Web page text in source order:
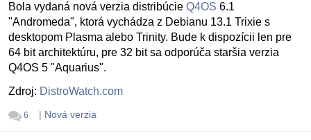
Bola vydaná nová verzia distribúcie Q4OS 6.1
"Andromeda", ktorá vychádza z Debianu 13.1 Trixie s
desktopom Plasma alebo Trinity. Bude k dispozícii len pre
64 bit architektúru, pre 32 bit sa odporúča staršia verzia
Q4OS 5 "Aquarius".
Zdroj: DistroWatch.com
6 | Nová verzia